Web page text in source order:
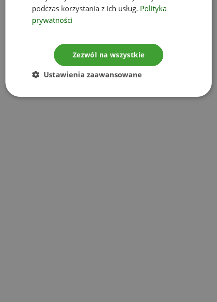
Baza BDO – wymagania i przepisy
BDO rejestracja
dotyczącej opłaty recyklingowej
Informacja o zmianie Ustawy o odpadach oraz
innych ustaw w zakresie BDO
podczas korzystania z ich usług. Polityka
prywatności
Zezwól na wszystkie
Ustawienia zaawansowane